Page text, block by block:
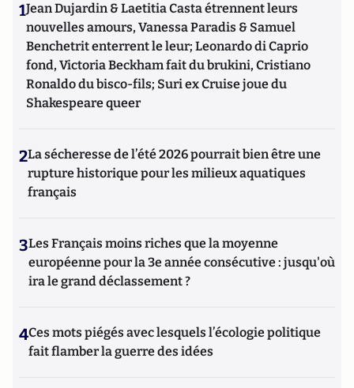
1Jean Dujardin & Laetitia Casta étrennent leurs
nouvelles amours, Vanessa Paradis & Samuel
Benchetrit enterrent le leur; Leonardo di Caprio
fond, Victoria Beckham fait du brukini, Cristiano
Ronaldo du bisco-fils; Suri ex Cruise joue du
Shakespeare queer
2La sécheresse de l’été 2026 pourrait bien être une
rupture historique pour les milieux aquatiques
français
3Les Français moins riches que la moyenne
européenne pour la 3e année consécutive : jusqu'où
ira le grand déclassement ?
4Ces mots piégés avec lesquels l’écologie politique
fait flamber la guerre des idées